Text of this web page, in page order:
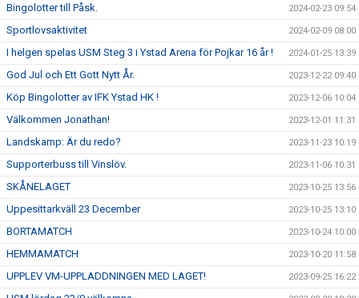
Bingolotter till Påsk. 2024-02-23 09:54
Sportlovsaktivitet 2024-02-09 08:00
I helgen spelas USM Steg 3 i Ystad Arena för Pojkar 16 år ! 2024-01-25 13:39
God Jul och Ett Gott Nytt År. 2023-12-22 09:40
Köp Bingolotter av IFK Ystad HK ! 2023-12-06 10:04
Välkommen Jonathan! 2023-12-01 11:31
Landskamp: Är du redo? 2023-11-23 10:19
Supporterbuss till Vinslöv. 2023-11-06 10:31
SKÅNELAGET 2023-10-25 13:56
Uppesittarkväll 23 December 2023-10-25 13:10
BORTAMATCH 2023-10-24 10:00
HEMMAMATCH 2023-10-20 11:58
UPPLEV VM-UPPLADDNINGEN MED LAGET! 2023-09-25 16:22